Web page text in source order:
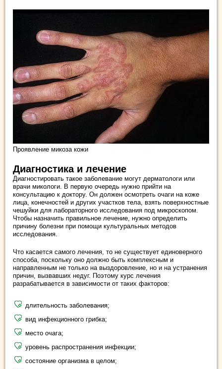
Проявление микоза кожи
Диагностика и лечение
Диагностировать такое заболевание могут дерматологи или
врачи микологи. В первую очередь нужно прийти на
консультацию к доктору. Он должен осмотреть очаги на коже
лица, конечностей и других участков тела, взять поверхностные
чешуйки для лабораторного исследования под микроскопом.
Чтобы назначить правильное лечение, нужно определить
причину болезни при помощи культуральных методов
исследования.
Что касается самого лечения, то не существует единоверного
способа, поскольку оно должно быть комплексным и
направленным не только на выздоровление, но и на устранения
причин, вызвавших недуг. Поэтому курс лечения
разрабатывается в зависимости от таких факторов:
длительность заболевания;
вид инфекционного грибка;
место очага;
уровень распространения инфекции;
состояние организма в целом;